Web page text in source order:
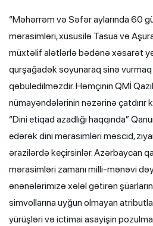
“Məhərrəm və Səfər aylarında 60
mərasimləri, xüsusilə Tasua və Aşura
müxtəlif alətlərlə bədənə xəsarət
qurşağadək soyunaraq sinə
qəbuledilməzdir. Həmçinin QMİ
nümayəndələrinin nəzərinə çatdırır
“Dini etiqad azadlığı haqqında”
edərək dini mərasimləri məscid,
ərazilərdə keçirsinlər. Azərbaycan
mərasimləri zamanı milli-mənəvi
ənənələrimizə xələl gətirən
simvollarına uyğun olmayan
yürüşləri və ictimai asayişin